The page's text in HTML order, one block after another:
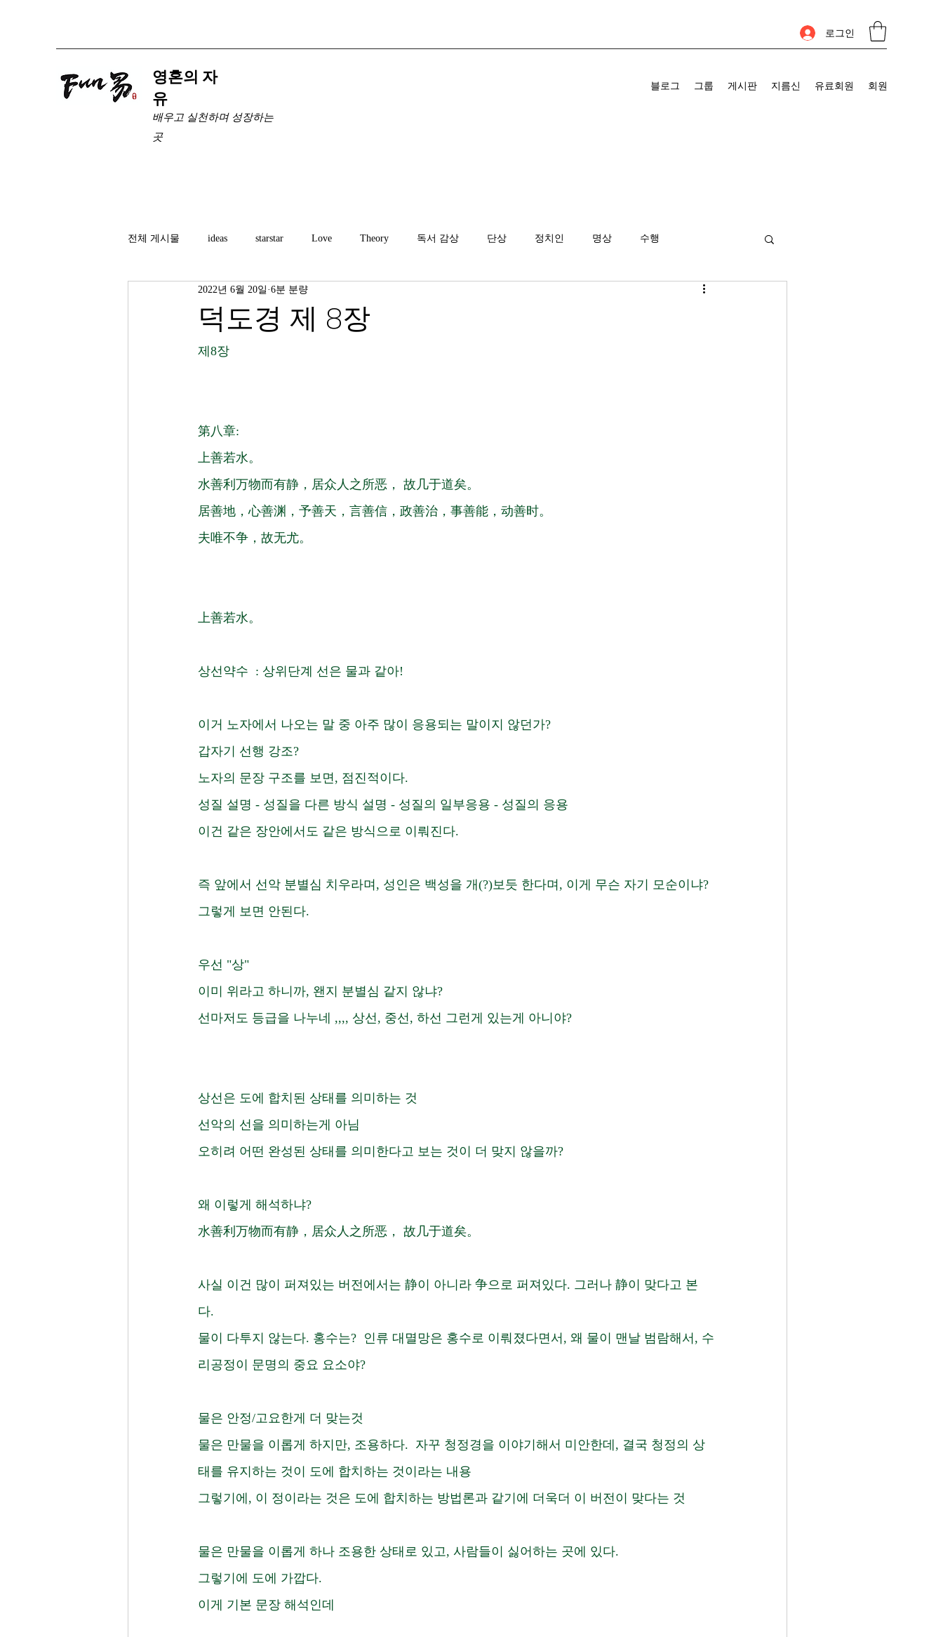
로그인
​영혼의 자
유
배우고 실천하며 성장하는
곳
블로그 그룹 게시판 지름신 유료회원 회원
전체 게시물 ideas starstar Love Theory 독서 감상 단상 정치인 명상 수행
덕도경 제 8장
2022년 6월 20일 6분 분량
제8장
第八章:
上善若水。
水善利万物而有静，居众人之所恶， 故几于道矣。
居善地，心善渊，予善天，言善信，政善治，事善能，动善时。
夫唯不争，故无尤。
上善若水。
상선약수  : 상위단계 선은 물과 같아!
이거 노자에서 나오는 말 중 아주 많이 응용되는 말이지 않던가?
갑자기 선행 강조?
노자의 문장 구조를 보면, 점진적이다.
성질 설명 - 성질을 다른 방식 설명 - 성질의 일부응용 - 성질의 응용
이건 같은 장안에서도 같은 방식으로 이뤄진다.
즉 앞에서 선악 분별심 치우라며, 성인은 백성을 개(?)보듯 한다며, 이게 무슨 자기 모순이냐?
그렇게 보면 안된다.
우선 "상"
이미 위라고 하니까, 왠지 분별심 같지 않냐?
선마저도 등급을 나누네 ,,,, 상선, 중선, 하선 그런게 있는게 아니야?
상선은 도에 합치된 상태를 의미하는 것
선악의 선을 의미하는게 아님
오히려 어떤 완성된 상태를 의미한다고 보는 것이 더 맞지 않을까?
왜 이렇게 해석하냐?
水善利万物而有静，居众人之所恶， 故几于道矣。
사실 이건 많이 퍼져있는 버전에서는 静이 아니라 争으로 퍼져있다. 그러나 静이 맞다고 본
다.
물이 다투지 않는다. 홍수는?  인류 대멸망은 홍수로 이뤄졌다면서, 왜 물이 맨날 범람해서, 수
리공정이 문명의 중요 요소야?
물은 안정/고요한게 더 맞는것
물은 만물을 이롭게 하지만, 조용하다.  자꾸 청정경을 이야기해서 미안한데, 결국 청정의 상
태를 유지하는 것이 도에 합치하는 것이라는 내용
그렇기에, 이 정이라는 것은 도에 합치하는 방법론과 같기에 더욱더 이 버전이 맞다는 것
물은 만물을 이롭게 하나 조용한 상태로 있고, 사람들이 싫어하는 곳에 있다.
그렇기에 도에 가깝다.
이게 기본 문장 해석인데